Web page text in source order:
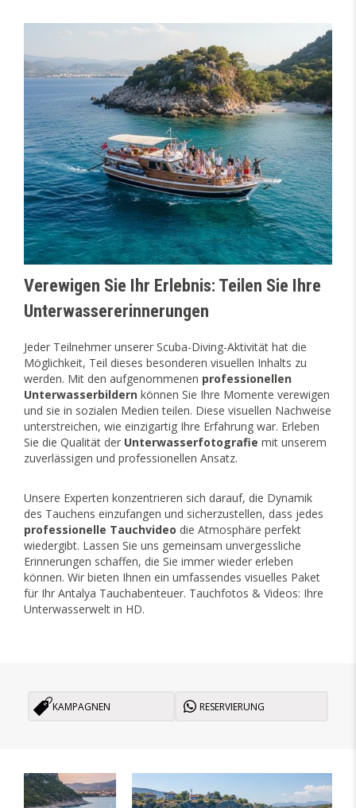
Verewigen Sie Ihr Erlebnis: Teilen Sie Ihre
Unterwassererinnerungen
Jeder Teilnehmer unserer Scuba-Diving-Aktivität hat die
Möglichkeit, Teil dieses besonderen visuellen Inhalts zu
werden. Mit den aufgenommenen professionellen
Unterwasserbildern können Sie Ihre Momente verewigen
und sie in sozialen Medien teilen. Diese visuellen Nachweise
unterstreichen, wie einzigartig Ihre Erfahrung war. Erleben
Sie die Qualität der Unterwasserfotografie mit unserem
zuverlässigen und professionellen Ansatz.
Unsere Experten konzentrieren sich darauf, die Dynamik
des Tauchens einzufangen und sicherzustellen, dass jedes
professionelle Tauchvideo die Atmosphäre perfekt
wiedergibt. Lassen Sie uns gemeinsam unvergessliche
Erinnerungen schaffen, die Sie immer wieder erleben
können. Wir bieten Ihnen ein umfassendes visuelles Paket
für Ihr Antalya Tauchabenteuer. Tauchfotos & Videos: Ihre
Unterwasserwelt in HD.
KAMPAGNEN RESERVIERUNG